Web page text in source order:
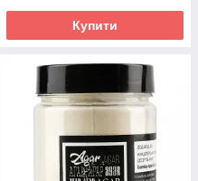
Купити